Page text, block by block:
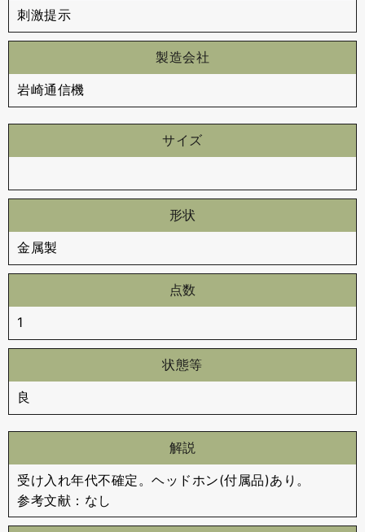
刺激提示
製造会社
岩崎通信機
サイズ
形状
金属製
点数
1
状態等
良
解説
受け入れ年代不確定。ヘッドホン(付属品)あり。
参考文献：なし